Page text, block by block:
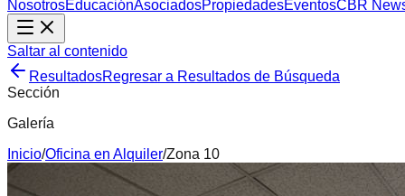
NosotrosEducaciónAsociadosPropiedadesEventosCBR
Saltar al contenido
ResultadosRegresar a Resultados de Búsqueda
Sección
Galería
Inicio/Oficina en Alquiler/Zona 10